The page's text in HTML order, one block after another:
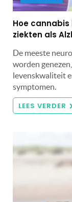
Hoe
ziekten als
De meeste
worden
levenskwaliteit
symptomen.
LEES VERDER